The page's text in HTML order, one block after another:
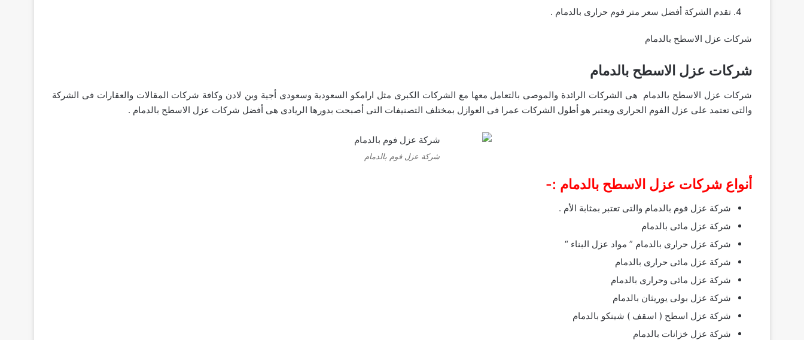
تقدم الشركة أفضل سعر متر فوم حرارى بالدمام .
شركات عزل الاسطح بالدمام
شركات عزل الاسطح بالدمام
شركات عزل الاسطح بالدمام هى الشركات الرائدة والموصى بالتعامل معها مع الشركات الكبرى مثل ارامكو السعودية وسعودى أجية وبن لادن وكافة شركات المقالات والعقارات فى الشركة
والتى تعتمد على عزل الفوم الحرارى ويعتبر هو أطول الشركات عمرا فى العوازل بمختلف التصنيفات التى أصبحت بدورها الريادى هى أفضل شركات عزل الاسطح بالدمام .
شركة عزل فوم بالدمام
أنواع شركات عزل الاسطح بالدمام :-
شركة عزل فوم بالدمام والتى تعتبر بمثابة الأم .
شركة عزل مائى بالدمام
شركة عزل حرارى بالدمام ” مواد عزل البناء “
شركة عزل مائى حرارى بالدمام
شركة عزل مائى وحرارى بالدمام
شركة عزل بولى يوريثان بالدمام
شركة عزل اسطح ( اسقف ) شينكو بالدمام
شركة عزل خزانات بالدمام